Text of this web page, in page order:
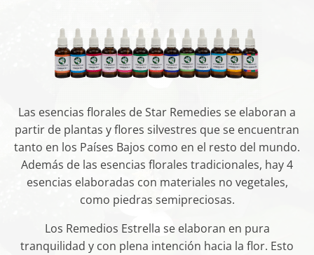
Las esencias florales de Star Remedies se elaboran a
partir de plantas y flores silvestres que se encuentran
tanto en los Países Bajos como en el resto del mundo.
Además de las esencias florales tradicionales, hay 4
esencias elaboradas con materiales no vegetales,
como piedras semipreciosas.
Los Remedios Estrella se elaboran en pura
tranquilidad y con plena intención hacia la flor. Esto